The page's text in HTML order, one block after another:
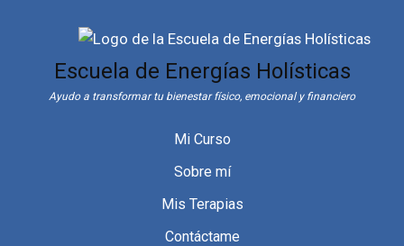
Escuela de Energías Holísticas
Ayudo a transformar tu bienestar físico, emocional y financiero
Mi Curso
Sobre mí
Mis Terapias
Contáctame